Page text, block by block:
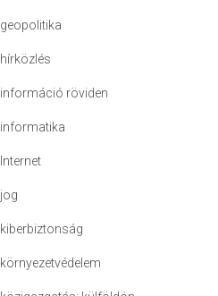
geopolitika
hírközlés
információ röviden
informatika
Internet
jog
kiberbiztonság
környezetvédelem